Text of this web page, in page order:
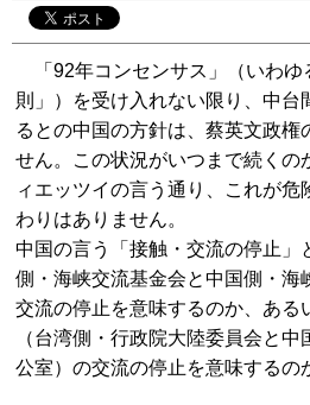
「92年コンセンサス」（いわゆ
則」）を受け入れない限り、中台
るとの中国の方針は、蔡英文政権
せん。この状況がいつまで続くの
ィエッツイの言う通り、これが
わりはありません。
中国の言う「接触・交流の停止」
側・海峡交流基金会と中国側・海
交流の停止を意味するのか、ある
（台湾側・行政院大陸委員会と
公室）の交流の停止を意味するの